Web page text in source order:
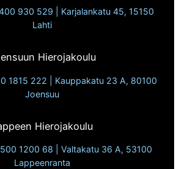
930 529 | Karjalankatu 45, 15150
Lahti
Hierojakoulu
1815 222 | Kauppakatu 23 A, 80100
Joensuu
Hierojakoulu
1200 68 | Valtakatu 36 A, 53100
Lappeenranta